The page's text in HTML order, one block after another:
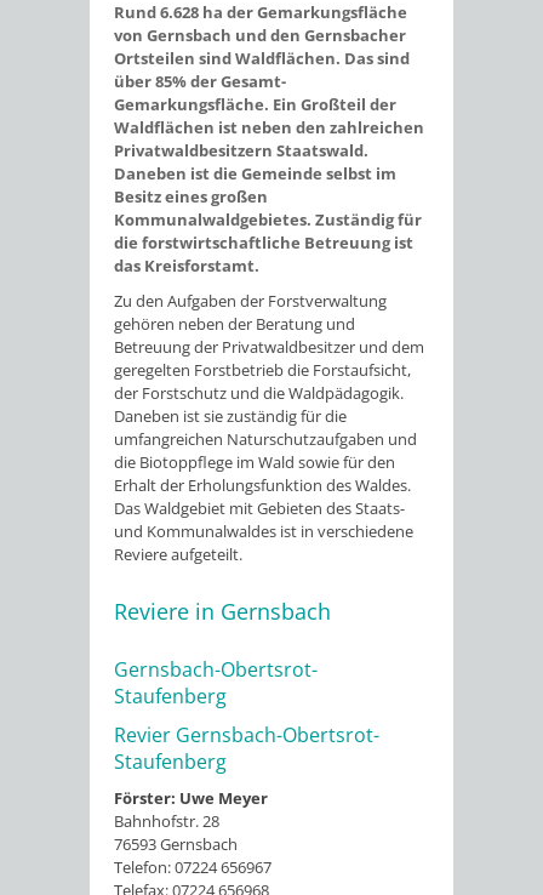
Rund 6.628 ha der Gemarkungsfläche
von Gernsbach und den Gernsbacher
Ortsteilen sind Waldflächen. Das sind
über 85% der Gesamt-
Gemarkungsfläche. Ein Großteil der
Waldflächen ist neben den zahlreichen
Privatwaldbesitzern Staatswald.
Daneben ist die Gemeinde selbst im
Besitz eines großen
Kommunalwaldgebietes. Zuständig für
die forstwirtschaftliche Betreuung ist
das Kreisforstamt.
Zu den Aufgaben der Forstverwaltung
gehören neben der Beratung und
Betreuung der Privatwaldbesitzer und dem
geregelten Forstbetrieb die Forstaufsicht,
der Forstschutz und die Waldpädagogik.
Daneben ist sie zuständig für die
umfangreichen Naturschutzaufgaben und
die Biotoppflege im Wald sowie für den
Erhalt der Erholungsfunktion des Waldes.
Das Waldgebiet mit Gebieten des Staats-
und Kommunalwaldes ist in verschiedene
Reviere aufgeteilt.
Reviere in Gernsbach
Gernsbach-Obertsrot-
Staufenberg
Revier Gernsbach-Obertsrot-
Staufenberg
Förster: Uwe Meyer
Bahnhofstr. 28
76593 Gernsbach
Telefon: 07224 656967
Telefax: 07224 656968